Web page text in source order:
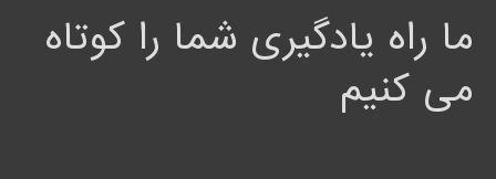
ما راه یادگیری شما را کوتاه
می کنیم